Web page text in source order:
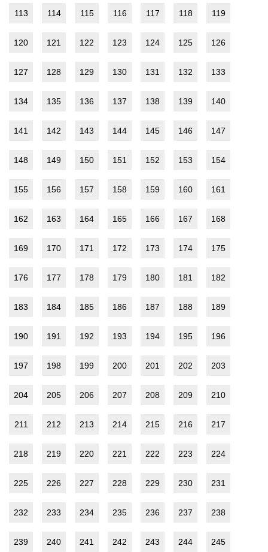
113 114 115 116 117 118 119
120 121 122 123 124 125 126
127 128 129 130 131 132 133
134 135 136 137 138 139 140
141 142 143 144 145 146 147
148 149 150 151 152 153 154
155 156 157 158 159 160 161
162 163 164 165 166 167 168
169 170 171 172 173 174 175
176 177 178 179 180 181 182
183 184 185 186 187 188 189
190 191 192 193 194 195 196
197 198 199 200 201 202 203
204 205 206 207 208 209 210
211 212 213 214 215 216 217
218 219 220 221 222 223 224
225 226 227 228 229 230 231
232 233 234 235 236 237 238
239 240 241 242 243 244 245